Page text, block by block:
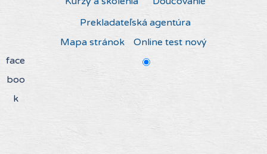
Prekladateľská agentúra
Mapa stránok
Online test nový
face
boo
k